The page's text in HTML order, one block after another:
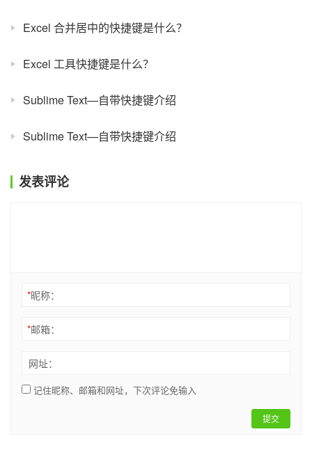
Excel 合并居中的快捷键是什么？
Excel 工具快捷键是什么？
Sublime Text—自带快捷键介绍
Sublime Text—自带快捷键介绍
发表评论
*昵称：
*邮箱：
网址：
记住昵称、邮箱和网址，下次评论免输入
提交